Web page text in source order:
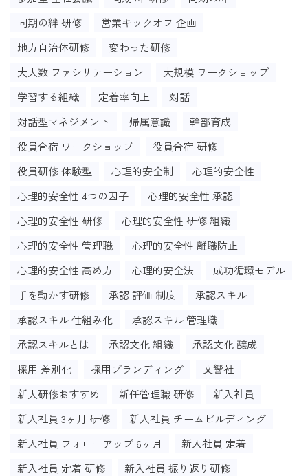
同期の絆 研修
営業キックオフ 企画
地方自治体研修
変わった研修
大人数 ファシリテーション
大規模 ワークショップ
学習する組織
定着率向上
対話
対話型マネジメント
帰属意識
幹部育成
役員合宿 ワークショップ
役員合宿 研修
役員研修 体験型
心理的安全制
心理的安全性
心理的安全性 4つの因子
心理的安全性 承認
心理的安全性 研修
心理的安全性 研修 組織
心理的安全性 管理職
心理的安全性 離職防止
心理的安全性 高め方
心理的安全法
成功循環モデル
手を動かす研修
承認 評価 制度
承認スキル
承認スキル 仕組み化
承認スキル 管理職
承認スキルとは
承認文化 組織
承認文化 醸成
採用 差別化
採用ブランディング
文響社
新人研修おすすめ
新任管理職 研修
新入社員
新入社員 3ヶ月 研修
新入社員 チームビルディング
新入社員 フォローアップ 6ヶ月
新入社員 定着
新入社員 定着 研修
新入社員 振り返り研修